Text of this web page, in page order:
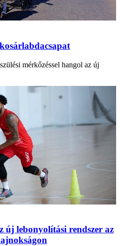
mérkőzéssel hangol az új
új lebonyolítási rendszer az